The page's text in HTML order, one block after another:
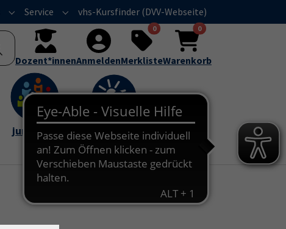
Submenu for "Über uns"
Service Submenu for "Service"
vhs-Kursfinder (DVV-Webseite)
Dozent*innenAnmelden
0
Merkliste
0
Warenkorb
junge vhs vhs im Sommer